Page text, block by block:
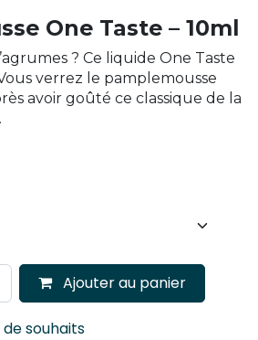
One Taste – 10ml
? Ce liquide One Taste
verrez le pamplemousse
avoir goûté ce classique de la
Ajouter au panier
souhaits